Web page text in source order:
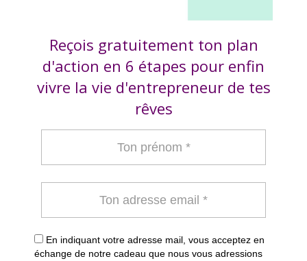
Reçois gratuitement ton plan
d'action en 6 étapes pour enfin
vivre la vie d'entrepreneur de tes
rêves
En indiquant votre adresse mail, vous acceptez en
échange de notre cadeau que nous vous adressions